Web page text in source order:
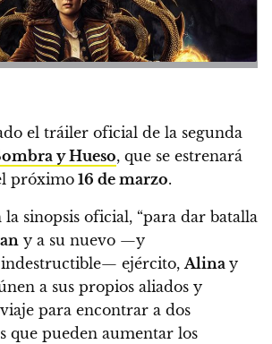
el tráiler oficial de la segunda
y Hueso, que se estrenará
próximo 16 de marzo.
sinopsis oficial, “para dar batalla
y a su nuevo —y
indestructible— ejército,Alina y
a sus propios aliados y
para encontrar a dos
que pueden aumentar los